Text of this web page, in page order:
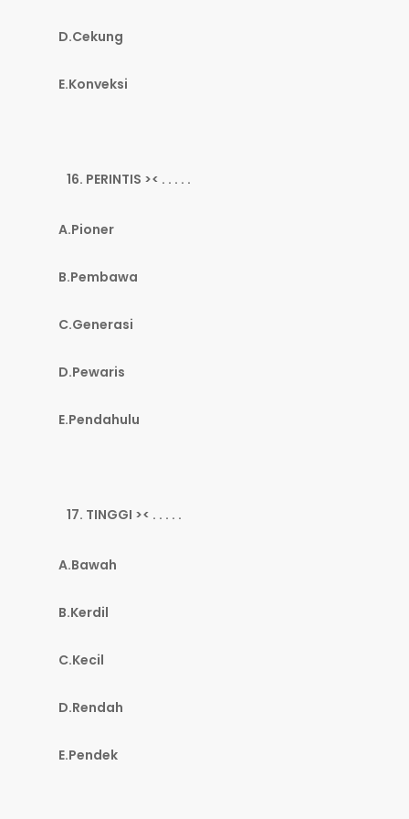
D.Cekung
E.Konveksi
PERINTIS >< . . . . .
A.Pioner
B.Pembawa
C.Generasi
D.Pewaris
E.Pendahulu
TINGGI >< . . . . .
A.Bawah
B.Kerdil
C.Kecil
D.Rendah
E.Pendek